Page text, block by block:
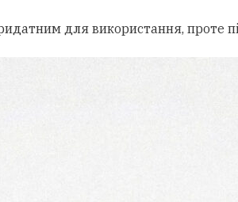
для використання, проте